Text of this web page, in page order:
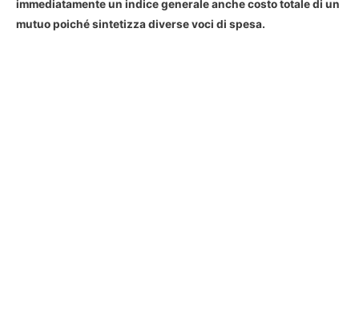
immediatamente un indice generale anche costo totale di un
mutuo poiché sintetizza diverse voci di spesa.